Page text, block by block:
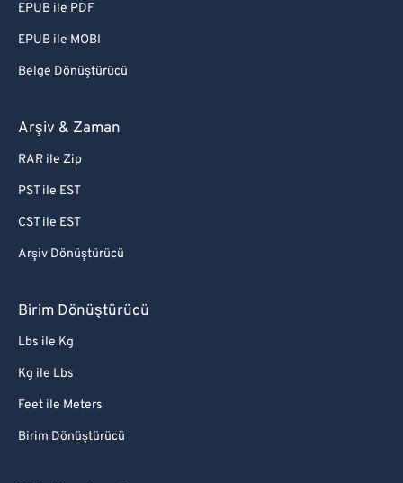
EPUB ile PDF
EPUB ile MOBI
Belge Dönüştürücü
Arşiv & Zaman
RAR ile Zip
PST ile EST
CST ile EST
Arşiv Dönüştürücü
Birim Dönüştürücü
Lbs ile Kg
Kg ile Lbs
Feet ile Meters
Birim Dönüştürücü